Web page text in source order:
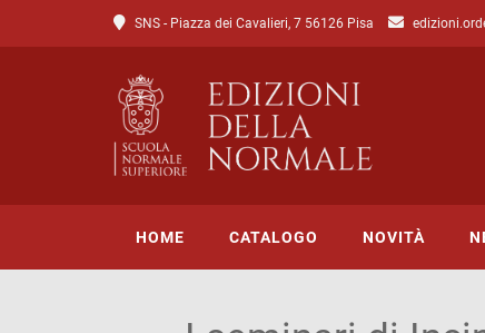
SNS - Piazza dei Cavalieri, 7 56126 Pisa
HOME CATALOGO NOVITÀ